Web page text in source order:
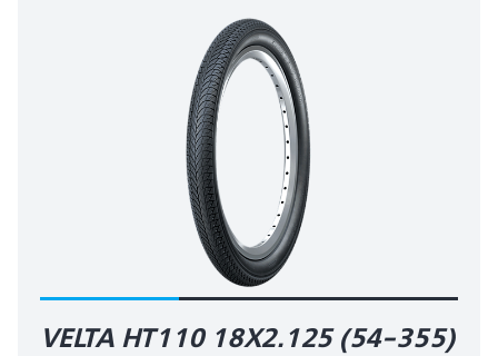
VELTA HT110 18X2.125 (54-355)